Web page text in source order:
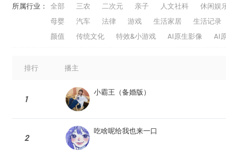
所属行业： 全部 三农 二次元 亲子 人文社科
休闲娱
母婴
汽车 法律 游戏 生活家居
生活记录
颜值
传统文化 特效&小游戏 AI原生影像 AI
排行 播主
1
小霸王（备婚版）
2
吃啥呢给我也来一口